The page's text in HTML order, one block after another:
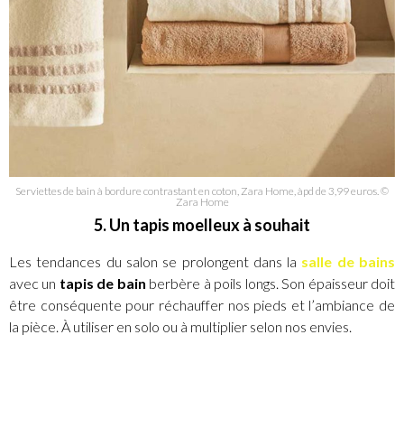
Serviettes de bain à bordure contrastant en coton, Zara Home, àpd de 3,99 euros. ©
Zara Home
5. Un tapis moelleux à souhait
Les tendances du salon se prolongent dans la salle de bains
avec un tapis de bain berbère à poils longs. Son épaisseur doit
être conséquente pour réchauffer nos pieds et l’ambiance de
la pièce. À utiliser en solo ou à multiplier selon nos envies.